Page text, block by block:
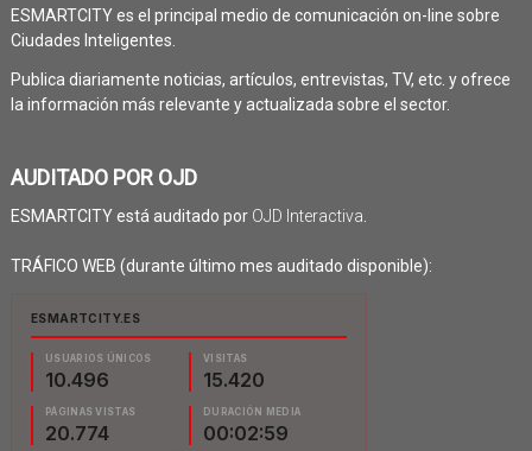
ESMARTCITY es el principal medio de comunicación on-line sobre
Ciudades Inteligentes.
Publica diariamente noticias, artículos, entrevistas, TV, etc. y ofrece
la información más relevante y actualizada sobre el sector.
AUDITADO POR OJD
ESMARTCITY está auditado por OJD Interactiva
TRÁFICO WEB (durante último mes auditado disponible):